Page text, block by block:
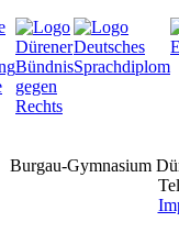
Burgau-Gymnasium